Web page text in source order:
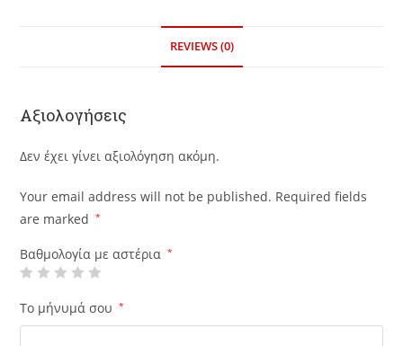
REVIEWS (0)
Αξιολογήσεις
Δεν έχει γίνει αξιολόγηση ακόμη.
Your email address will not be published. Required fields
are marked
*
Βαθμολογία με αστέρια *
Το μήνυμά σου *